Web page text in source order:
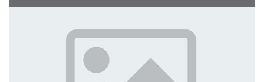
špičkovými…